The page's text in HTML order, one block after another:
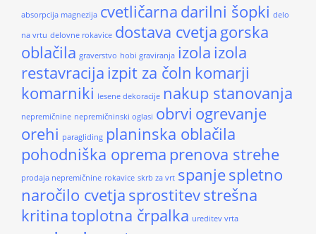
absorpcija magnezija cvetličarna darilni šopki delo
na vrtu delovne rokavice dostava cvetja gorska
oblačila graverstvo hobi graviranja izola izola
restavracija izpit za čoln komarji
komarniki lesene dekoracije nakup stanovanja
nepremičnine nepremičninski oglasi obrvi ogrevanje
orehi paragliding planinska oblačila
pohodniška oprema prenova strehe
prodaja nepremičnine rokavice skrb za vrt spanjespletno
naročilo cvetja sprostitevstrešna
kritinatoplotna črpalka ureditev vrta